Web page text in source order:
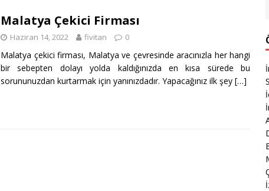
Malatya Çekici Firması
Haziran 14, 2022 fivitan 0
Malatya çekici firması, Malatya ve çevresinde aracınızla her hangi
bir sebepten dolayı yolda kaldığınızda en kısa sürede bu
sorununuzdan kurtarmak için yanınızdadır. Yapacağınız ilk şey […]